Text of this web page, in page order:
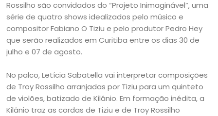
Rossilho são convidados do “Projeto Inimaginável”, uma
série de quatro shows idealizados pelo músico e
compositor Fabiano O Tiziu e pelo produtor Pedro Hey
que serão realizados em Curitiba entre os dias 30 de
julho e 07 de agosto.
No palco, Letícia Sabatella vai interpretar composições
de Troy Rossilho arranjadas por Tiziu para um quinteto
de violões, batizado de Kilânio. Em formação inédita, a
Kilânio traz as cordas de Tiziu e de Troy Rossilho